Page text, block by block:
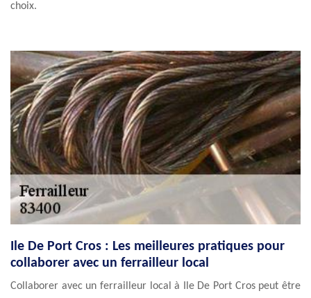
choix.
Ile De Port Cros : Les meilleures pratiques pour
collaborer avec un ferrailleur local
Collaborer avec un ferrailleur local à Ile De Port Cros peut être